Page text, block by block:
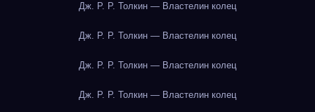
Дж. Р. Р. Толкин — Властелин колец
Дж. Р. Р. Толкин — Властелин колец
Дж. Р. Р. Толкин — Властелин колец
Дж. Р. Р. Толкин — Властелин колец